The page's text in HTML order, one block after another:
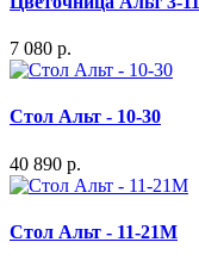
7 080 р.
Стол Альт - 10-30
40 890 р.
Стол Альт - 11-21М